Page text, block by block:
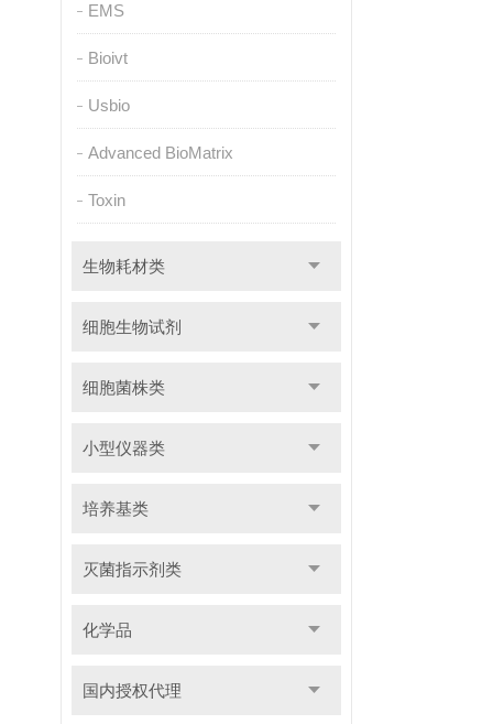
EMS
Bioivt
Usbio
Advanced BioMatrix
Toxin
生物耗材类
细胞生物试剂
细胞菌株类
小型仪器类
培养基类
灭菌指示剂类
化学品
国内授权代理